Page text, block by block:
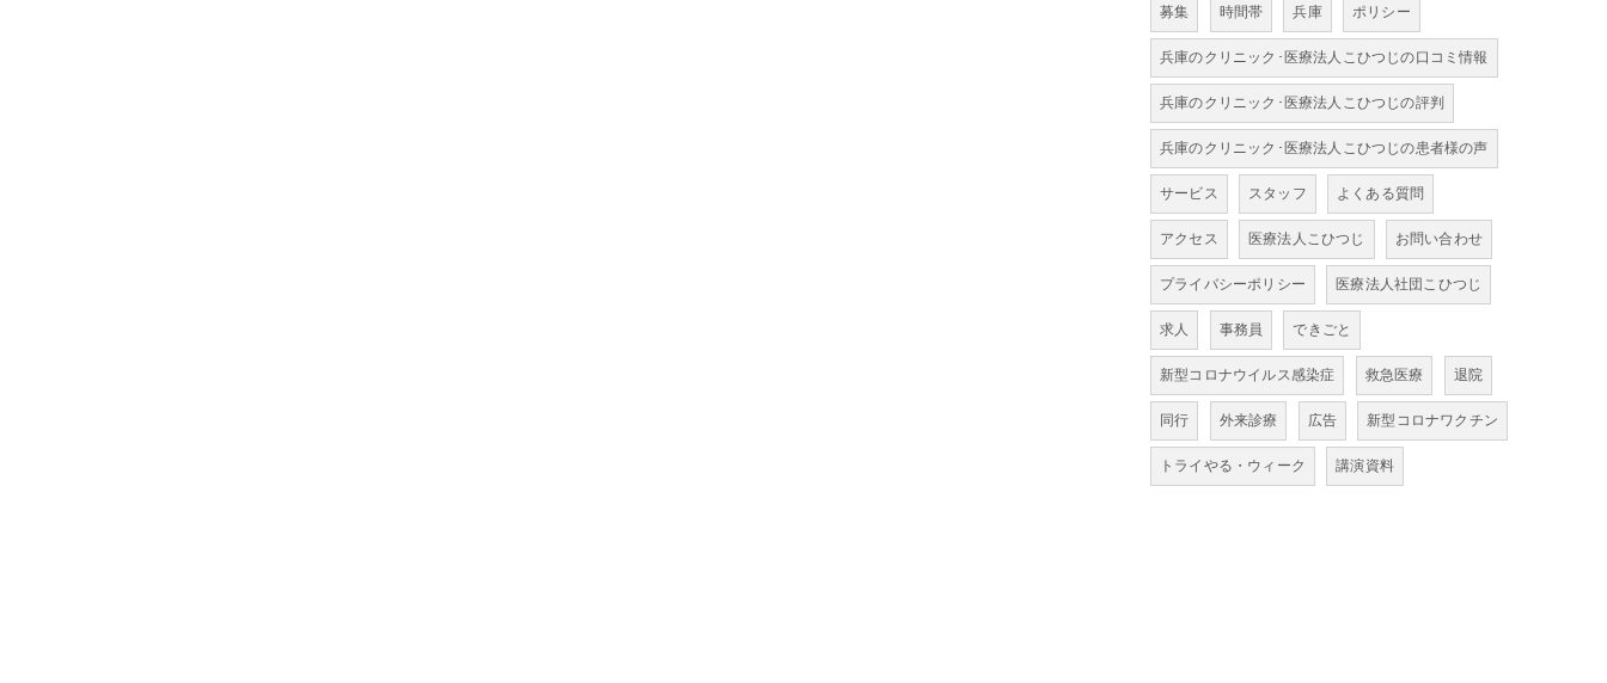
募集 時間帯 兵庫 ポリシー
兵庫のクリニック･医療法人こひつじの口コミ情報
兵庫のクリニック･医療法人こひつじの評判
兵庫のクリニック･医療法人こひつじの患者様の声
サービス スタッフ よくある質問
アクセス 医療法人こひつじ お問い合わせ
プライバシーポリシー 医療法人社団こひつじ
求人 事務員 できごと
新型コロナウイルス感染症 救急医療 退院
同行 外来診療 広告 新型コロナワクチン
トライやる・ウィーク 講演資料